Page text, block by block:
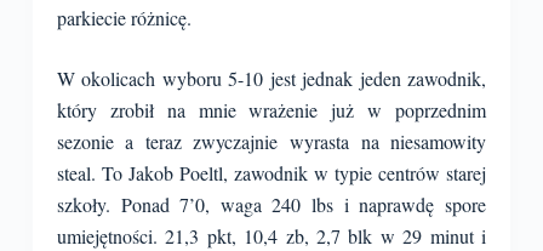
parkiecie różnicę.
W okolicach wyboru 5-10 jest jednak jeden zawodnik,
który zrobił na mnie wrażenie już w poprzednim
sezonie a teraz zwyczajnie wyrasta na niesamowity
steal. To Jakob Poeltl, zawodnik w typie centrów starej
szkoły. Ponad 7’0, waga 240 lbs i naprawdę spore
umiejętności. 21,3 pkt, 10,4 zb, 2,7 blk w 29 minut i